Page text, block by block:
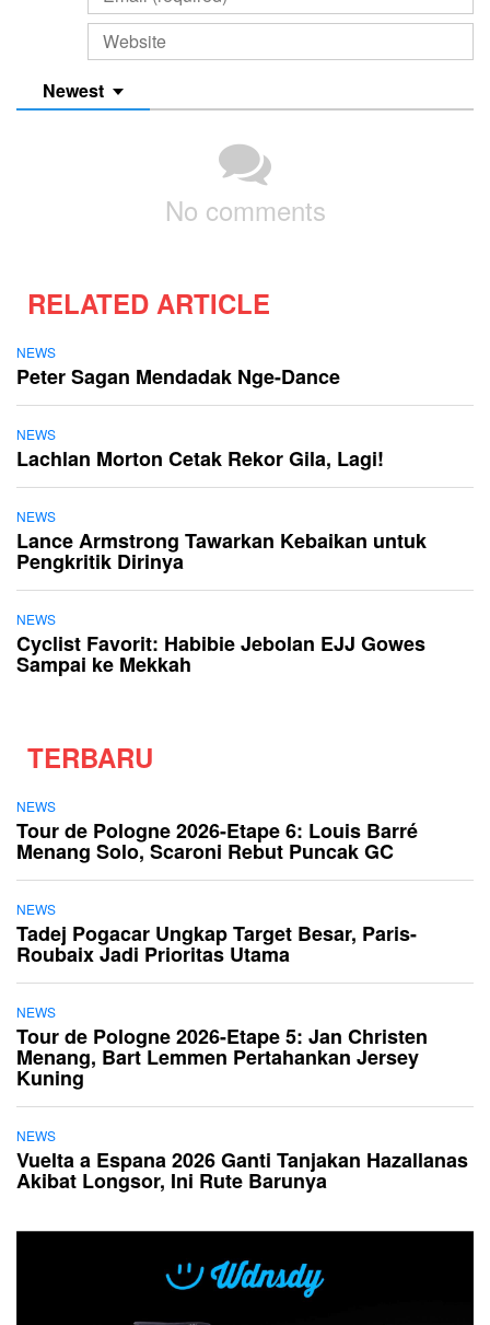
Newest
No comments
RELATED ARTICLE
NEWS
Peter Sagan Mendadak Nge-Dance
NEWS
Lachlan Morton Cetak Rekor Gila, Lagi!
NEWS
Lance Armstrong Tawarkan Kebaikan untuk
Pengkritik Dirinya
NEWS
Cyclist Favorit: Habibie Jebolan EJJ Gowes
Sampai ke Mekkah
TERBARU
NEWS
Tour de Pologne 2026-Etape 6: Louis Barré
Menang Solo, Scaroni Rebut Puncak GC
NEWS
Tadej Pogacar Ungkap Target Besar, Paris-
Roubaix Jadi Prioritas Utama
NEWS
Tour de Pologne 2026-Etape 5: Jan Christen
Menang, Bart Lemmen Pertahankan Jersey
Kuning
NEWS
Vuelta a Espana 2026 Ganti Tanjakan Hazallanas
Akibat Longsor, Ini Rute Barunya